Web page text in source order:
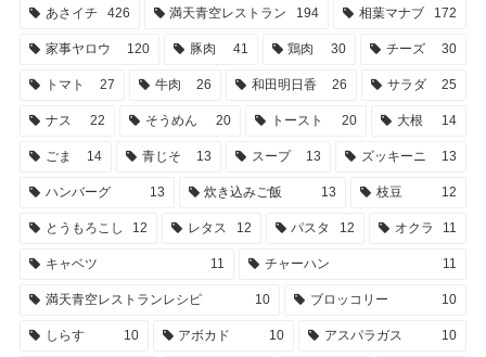
あさイチ 426 満天青空レストラン 194 相葉マナブ 172
家事ヤロウ 120 豚肉 41 鶏肉 30 チーズ 30
トマト 27 牛肉 26 和田明日香 26 サラダ 25
ナス 22 そうめん 20 トースト 20 大根 14
ごま 14 青じそ 13 スープ 13 ズッキーニ 13
ハンバーグ 13 炊き込みご飯 13 枝豆 12
とうもろこし 12 レタス 12 パスタ 12 オクラ 11
キャベツ 11 チャーハン 11
満天青空レストランレシピ 10 ブロッコリー 10
しらす 10 アボカド 10 アスパラガス 10